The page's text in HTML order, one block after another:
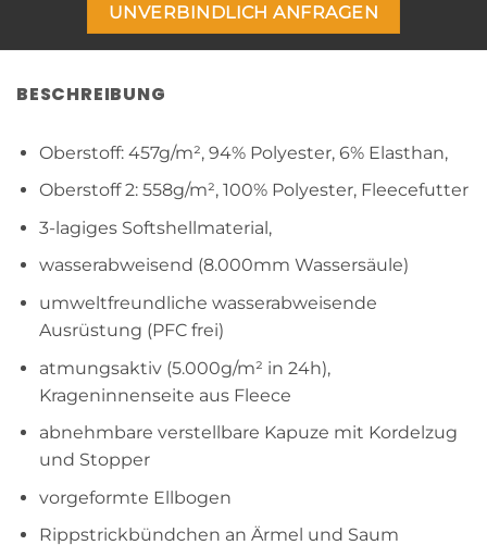
UNVERBINDLICH ANFRAGEN
BESCHREIBUNG
Oberstoff: 457g/m², 94% Polyester, 6% Elasthan,
Oberstoff 2: 558g/m², 100% Polyester, Fleecefutter
3-lagiges Softshellmaterial,
wasserabweisend (8.000mm Wassersäule)
umweltfreundliche wasserabweisende
Ausrüstung (PFC frei)
atmungsaktiv (5.000g/m² in 24h),
Krageninnenseite aus Fleece
abnehmbare verstellbare Kapuze mit Kordelzug
und Stopper
vorgeformte Ellbogen
Rippstrickbündchen an Ärmel und Saum